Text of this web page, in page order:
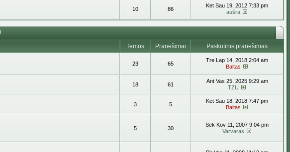
10 86
Ket Sau 19, 2012 7:33 pm
aušra
Temos Pranešimai
Paskutinis pranešimas
23 65
Tre Lap 14, 2018 2:04 am
Baltas
18 61
Ant Vas 25, 2025 9:29 am
TZU
3 5
Ket Sau 18, 2018 7:47 pm
Baltas
5 30
Sek Kov 11, 2007 9:04 pm
Varvaras